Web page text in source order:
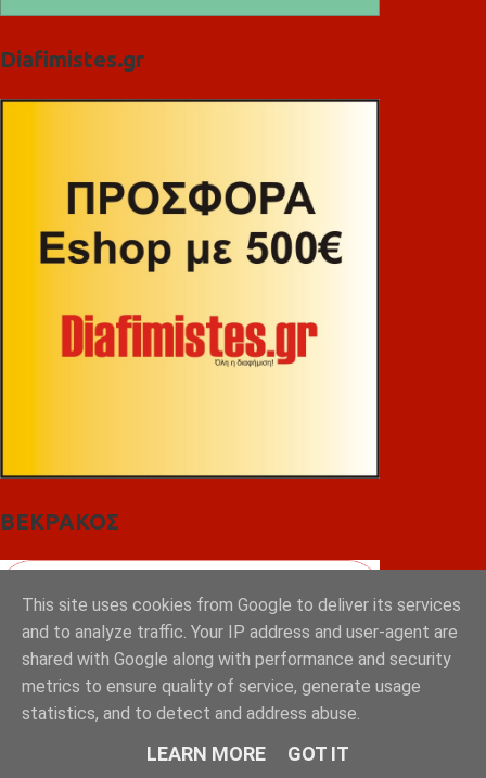
Diafimistes.gr
ΒΕΚΡΑΚΟΣ
This site uses cookies from Google to deliver its services
and to analyze traffic. Your IP address and user-agent are
shared with Google along with performance and security
metrics to ensure quality of service, generate usage
statistics, and to detect and address abuse.
LEARN MORE GOT IT